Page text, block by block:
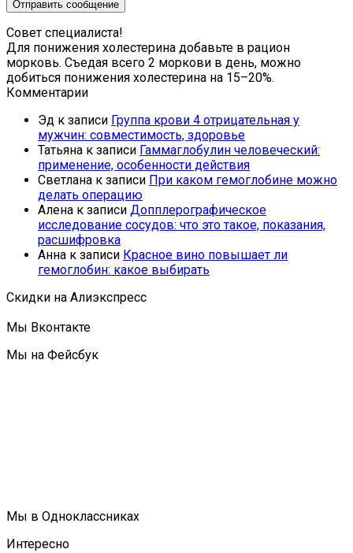
Совет специалиста!
Для понижения холестерина добавьте в рацион
морковь. Съедая всего 2 моркови в день, можно
добиться понижения холестерина на 15–20%.
Комментарии
Эд к записи Группа крови 4 отрицательная у
мужчин: совместимость, здоровье
Татьяна к записи Гаммаглобулин человеческий:
применение, особенности действия
Светлана к записи При каком гемоглобине можно
делать операцию
Алена к записи Допплерографическое
исследование сосудов: что это такое, показания,
расшифровка
Анна к записи Красное вино повышает ли
гемоглобин: какое выбирать
Скидки на Алиэкспресс
Мы Вконтакте
Мы на Фейсбук
Мы в Одноклассниках
Интересно